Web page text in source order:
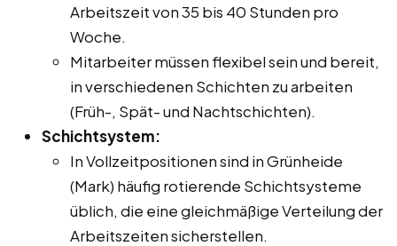
Arbeitszeit von 35 bis 40 Stunden pro
Woche.
Mitarbeiter müssen flexibel sein und bereit,
in verschiedenen Schichten zu arbeiten
(Früh-, Spät- und Nachtschichten).
Schichtsystem:
In Vollzeitpositionen sind in Grünheide
(Mark) häufig rotierende Schichtsysteme
üblich, die eine gleichmäßige Verteilung der
Arbeitszeiten sicherstellen.